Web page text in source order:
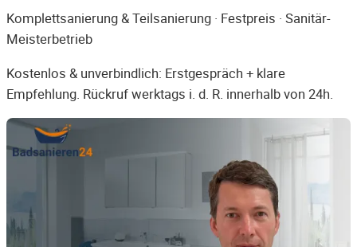
Komplettsanierung & Teilsanierung · Festpreis · Sanitär-
Meisterbetrieb
Kostenlos & unverbindlich: Erstgespräch + klare
Empfehlung. Rückruf werktags i. d. R. innerhalb von 24h.